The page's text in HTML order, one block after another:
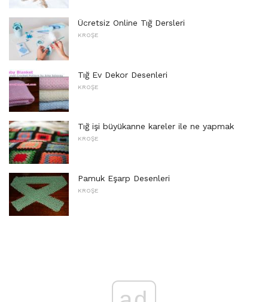
Ücretsiz Online Tığ Dersleri
KROŞE
Tığ Ev Dekor Desenleri
KROŞE
Tığ işi büyükanne kareler ile ne yapmak
KROŞE
Pamuk Eşarp Desenleri
KROŞE